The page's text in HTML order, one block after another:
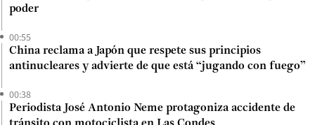
poder
00:55
China reclama a Japón que respete sus principios
antinucleares y advierte de que está “jugando con fuego”
00:38
Periodista José Antonio Neme protagoniza accidente de